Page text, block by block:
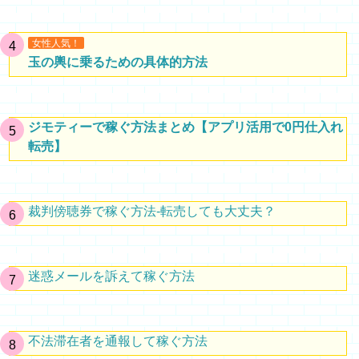
女性人気！
玉の輿に乗るための具体的方法
ジモティーで稼ぐ方法まとめ【アプリ活用で0円仕入れ
転売】
裁判傍聴券で稼ぐ方法-転売しても大丈夫？
迷惑メールを訴えて稼ぐ方法
不法滞在者を通報して稼ぐ方法